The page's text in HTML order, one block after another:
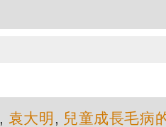
, 袁大明 , 兒童成長毛病